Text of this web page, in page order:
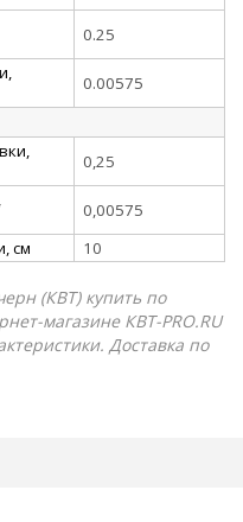
0.25
0.00575
0,25
0,00575
см
10
(КВТ) купить по
магазине КВТ-PRO.RU
Доставка по